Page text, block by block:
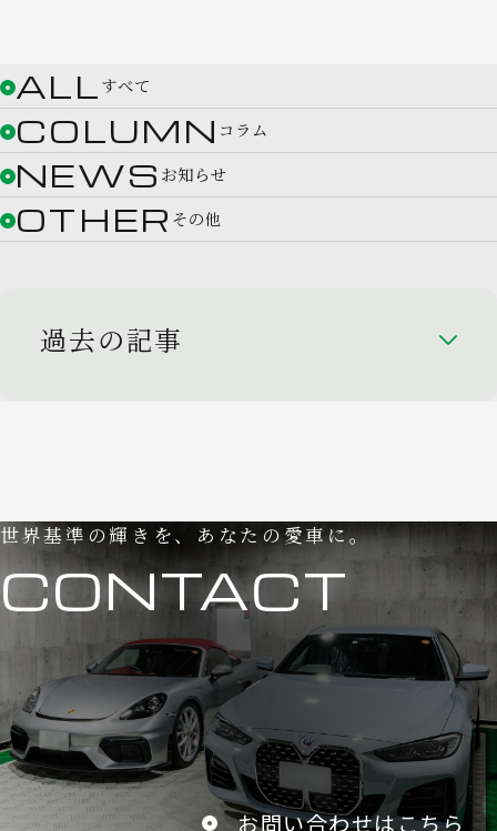
ALL すべて
COLUMN コラム
NEWS お知らせ
OTHER その他
過去の記事
世界基準の輝きを、あなたの愛車に。
CONTACT
お問い合わせはこちら